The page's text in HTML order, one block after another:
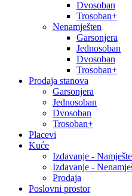
Dvosoban
Trosoban+
Nenamješten
Garsonjera
Jednosoban
Dvosoban
Trosoban+
Prodaja stanova
Garsonjera
Jednosoban
Dvosoban
Trosoban+
Placevi
Kuće
Izdavanje -
Izdavanje -
Prodaja
Poslovni prostor